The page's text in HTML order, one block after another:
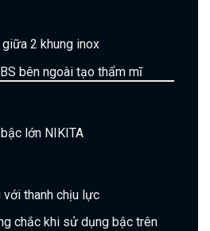
2 khung inox
bên ngoài tạo thẩm mĩ
với thanh chịu lực
chắc khi sử dụng bậc trên